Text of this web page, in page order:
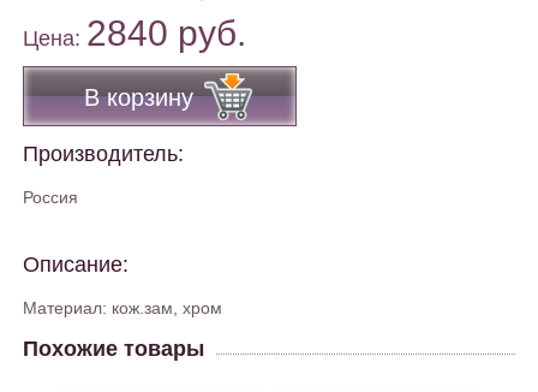
Цена: 2840 руб.
В корзину
Производитель:
Россия
Описание:
Материал: кож.зам, хром
Похожие товары